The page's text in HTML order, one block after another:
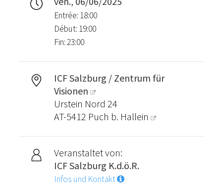
Entrée: 18:00
Début: 19:00
Fin: 23:00
ICF Salzburg / Zentrum für
Visionen
Urstein Nord 24
AT-5412 Puch b. Hallein
Veranstaltet von:
ICF Salzburg K.d.ö.R.
Infos und Kontakt